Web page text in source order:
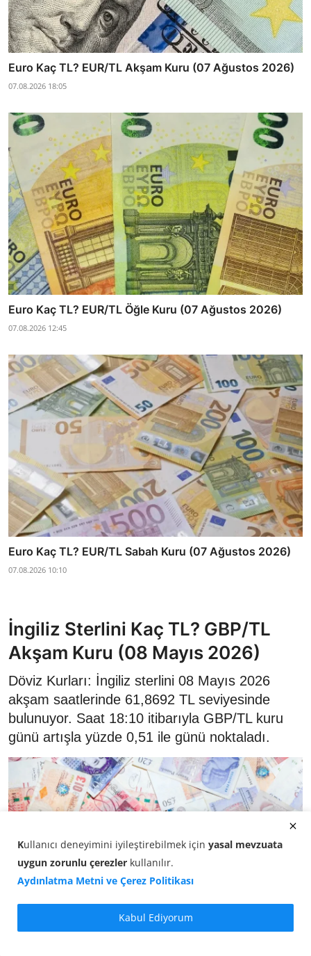
Euro Kaç TL? EUR/TL Akşam Kuru (07 Ağustos 2026)
07.08.2026 18:05
Euro Kaç TL? EUR/TL Öğle Kuru (07 Ağustos 2026)
07.08.2026 12:45
Euro Kaç TL? EUR/TL Sabah Kuru (07 Ağustos 2026)
07.08.2026 10:10
İngiliz Sterlini Kaç TL? GBP/TL
Akşam Kuru (08 Mayıs 2026)
Döviz Kurları: İngiliz sterlini 08 Mayıs 2026
akşam saatlerinde 61,8692 TL seviyesinde
bulunuyor. Saat 18:10 itibarıyla GBP/TL kuru
günü artışla yüzde 0,51 ile günü noktaladı.
Kullanıcı deneyimini iyileştirebilmek için yasal mevzuata
uygun zorunlu çerezler kullanılır.
Aydınlatma Metni ve Çerez Politikası
Kabul Ediyorum